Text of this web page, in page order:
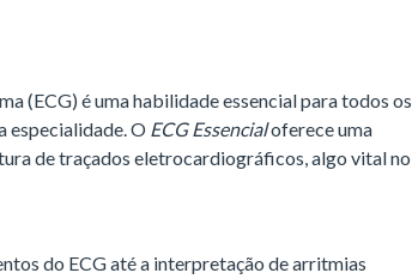
(ECG) é uma habilidade essencial para todos os
especialidade. O ECG Essencialoferece uma
de traçados eletrocardiográficos, algo vital no
do ECG até a interpretação de arritmias